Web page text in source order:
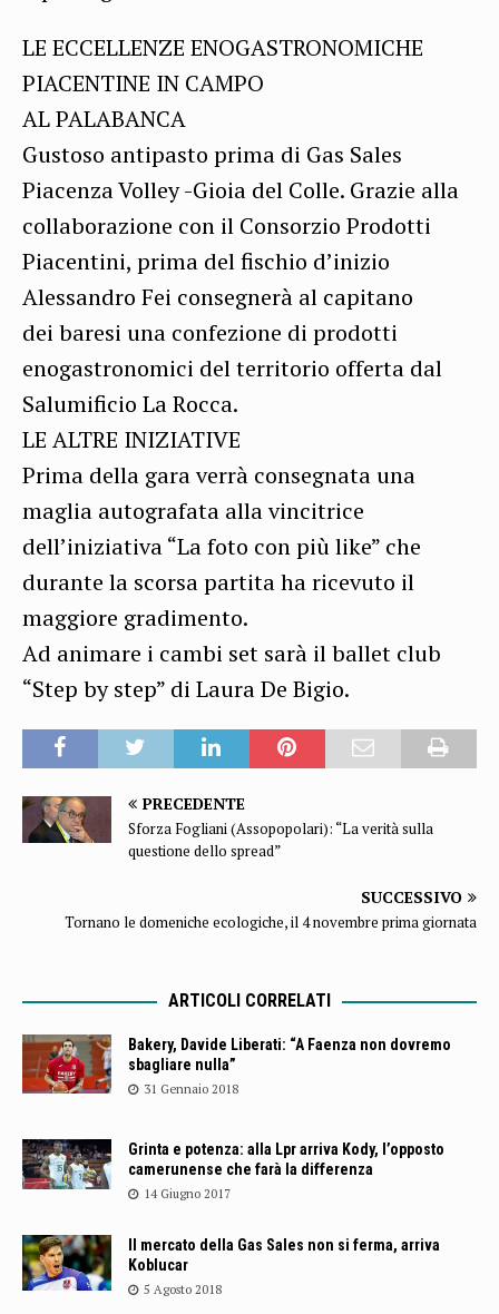
LE ECCELLENZE ENOGASTRONOMICHE
PIACENTINE IN CAMPO
AL PALABANCA
Gustoso antipasto prima di Gas Sales
Piacenza Volley -Gioia del Colle. Grazie alla
collaborazione con il Consorzio Prodotti
Piacentini, prima del fischio d’inizio
Alessandro Fei consegnerà al capitano
dei baresi una confezione di prodotti
enogastronomici del territorio offerta dal
Salumificio La Rocca.
LE ALTRE INIZIATIVE
Prima della gara verrà consegnata una
maglia autografata alla vincitrice
dell’iniziativa “La foto con più like” che
durante la scorsa partita ha ricevuto il
maggiore gradimento.
Ad animare i cambi set sarà il ballet club
“Step by step” di Laura De Bigio.
PRECEDENTE
Sforza Fogliani (Assopopolari): “La verità sulla
questione dello spread”
SUCCESSIVO
Tornano le domeniche ecologiche, il 4 novembre prima giornata
ARTICOLI CORRELATI
Bakery, Davide Liberati: “A Faenza non dovremo
sbagliare nulla”
31 Gennaio 2018
Grinta e potenza: alla Lpr arriva Kody, l’opposto
camerunense che farà la differenza
14 Giugno 2017
Il mercato della Gas Sales non si ferma, arriva
Koblucar
5 Agosto 2018